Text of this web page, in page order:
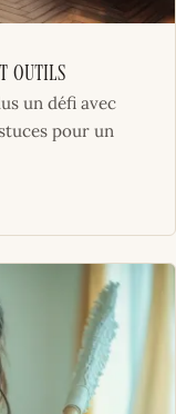
outils
un défi avec
pour un